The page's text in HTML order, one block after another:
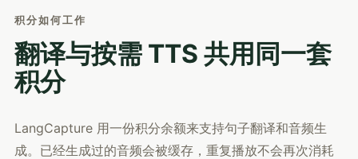
积分如何工作
翻译与按需 TTS 共用同一套
积分
LangCapture 用一份积分余额来支持句子翻译和音频生
成。已经生成过的音频会被缓存，重复播放不会再次消耗